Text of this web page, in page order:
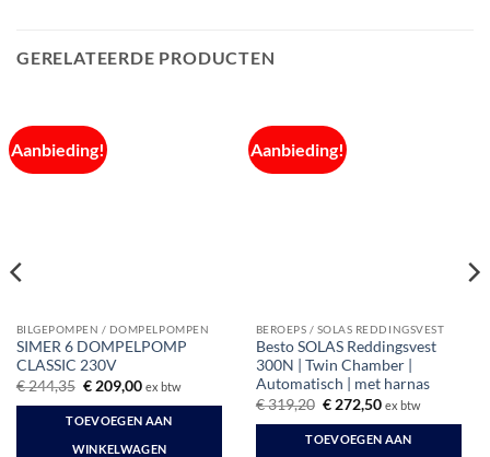
GERELATEERDE PRODUCTEN
Aanbieding!
BILGEPOMPEN / DOMPELPOMPEN
SIMER 6 DOMPELPOMP
CLASSIC 230V
€244,35 Oorspronkelijke
was:
€ 244,35.
€209,00Huidige
is:
€ 209,00.
ex btw
TOEVOEGEN AAN
WINKELWAGEN
Aanbieding!
BEROEPS / SOLAS REDDINGSVEST
Besto SOLAS Reddingsvest
300N | Twin Chamber |
Automatisch | met harnas
€319,20 Oorspronkelijke
was:
€ 319,20.
€272,50Huidige
is:
€ 272,50.
ex btw
TOEVOEGEN AAN